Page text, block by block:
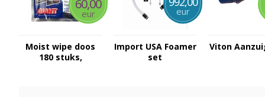
60,00
eur
Moist wipe doos
180 stuks,
eur
Import USA Foamer
set
Viton